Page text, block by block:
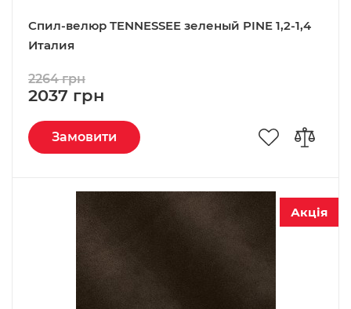
Спил-велюр TENNESSEE зеленый PINE 1,2-1,4
Италия
2037 грн
2264 грн
Замовити
Акція